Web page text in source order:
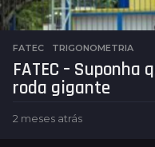
FATEC ,TRIGONOMETRIA
FATEC –
roda gigante
2 meses atrás